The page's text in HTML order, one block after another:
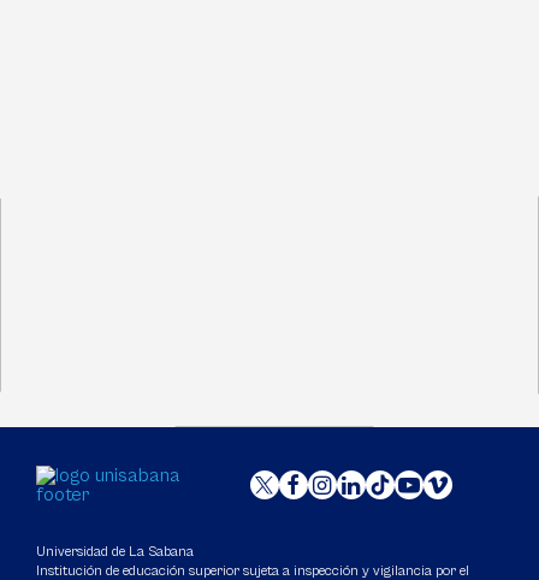
Universidad de La Sabana
Institución de educación superior sujeta a inspección y vigilancia por el